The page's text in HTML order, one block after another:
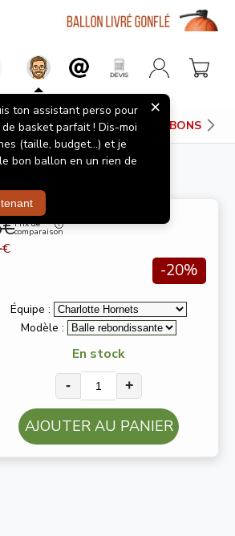
PANIERS DE BASKET BONS
Prix de
comparaison
€
-20%
Équipe :
Modèle :
En stock
- +
AJOUTER AU PANIER
ton assistant perso pour
basket parfait ! Dis-moi
(taille, budget...) et je
bon ballon en un rien de
×